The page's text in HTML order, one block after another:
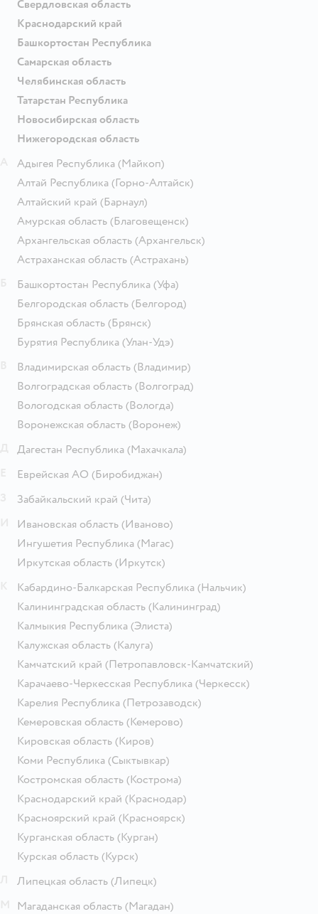
Свердловская область
Краснодарский край
Башкортостан Республика
Самарская область
Челябинская область
Татарстан Республика
Новосибирская область
Нижегородская область
Адыгея Республика (Майкоп)
Алтай Республика (Горно-Алтайск)
Алтайский край (Барнаул)
Амурская область (Благовещенск)
Архангельская область (Архангельск)
Астраханская область (Астрахань)
Башкортостан Республика (Уфа)
Белгородская область (Белгород)
Брянская область (Брянск)
Бурятия Республика (Улан-Удэ)
Владимирская область (Владимир)
Волгоградская область (Волгоград)
Вологодская область (Вологда)
Воронежская область (Воронеж)
Дагестан Республика (Махачкала)
Еврейская АО (Биробиджан)
Забайкальский край (Чита)
Ивановская область (Иваново)
Ингушетия Республика (Магас)
Иркутская область (Иркутск)
Кабардино-Балкарская Республика (Нальчик)
Калининградская область (Калининград)
Калмыкия Республика (Элиста)
Калужская область (Калуга)
Камчатский край (Петропавловск-Камчатский)
Карачаево-Черкесская Республика (Черкесск)
Карелия Республика (Петрозаводск)
Кемеровская область (Кемерово)
Кировская область (Киров)
Коми Республика (Сыктывкар)
Костромская область (Кострома)
Краснодарский край (Краснодар)
Красноярский край (Красноярск)
Курганская область (Курган)
Курская область (Курск)
Липецкая область (Липецк)
Магаданская область (Магадан)